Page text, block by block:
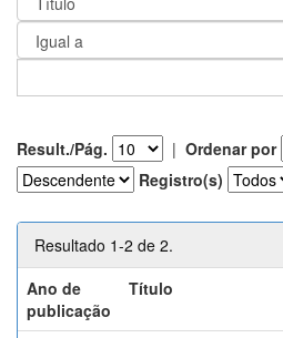
Result./Pág. | Ordenar por
Registro(s)
Resultado 1-2 de 2.
Ano de
publicação
Título